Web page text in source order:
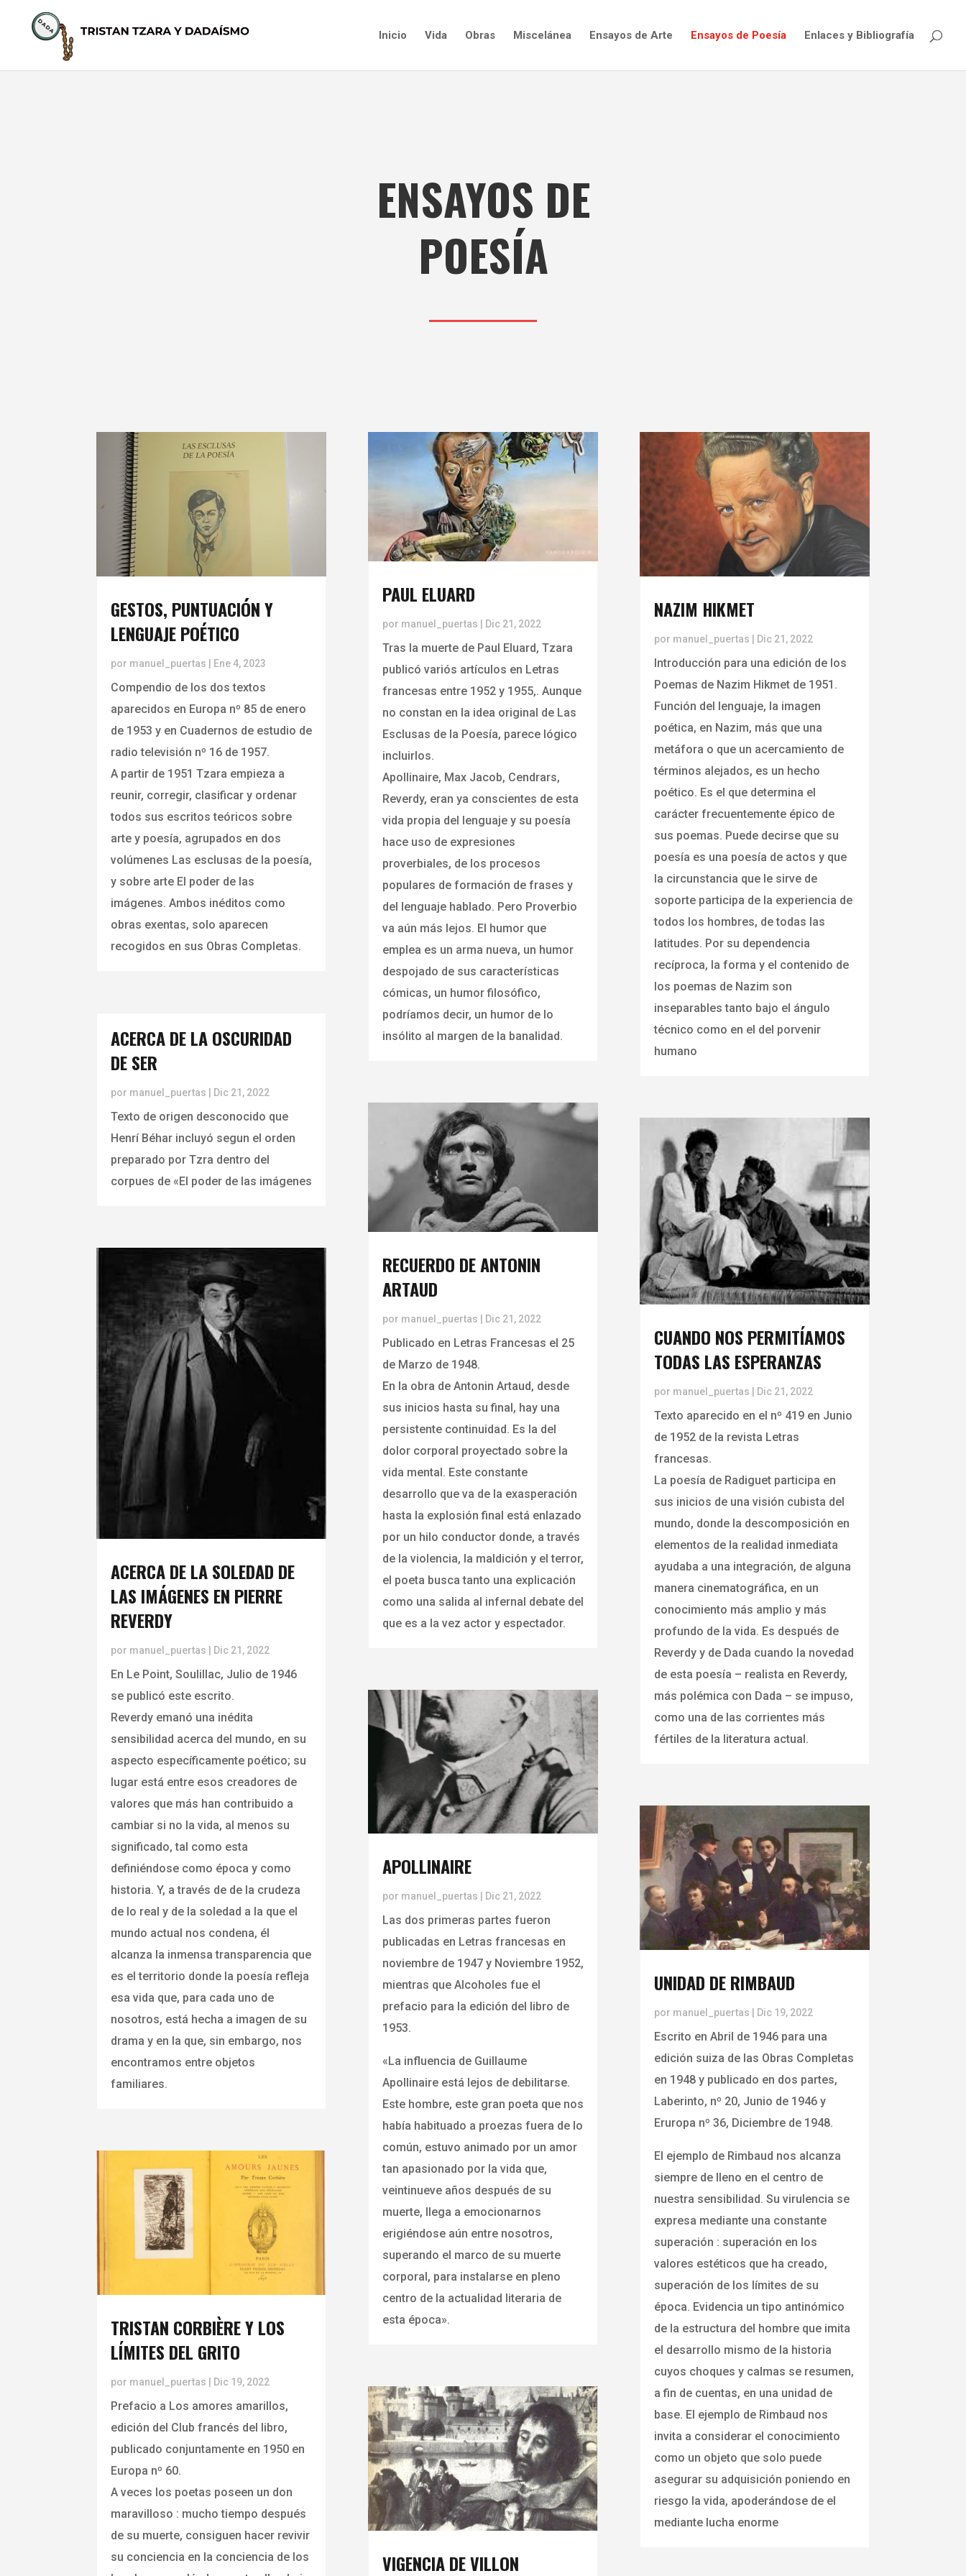
Inicio Vida Obras Miscelánea Ensayos de Arte Ensayos de Poesía Enlaces y Bibliografía
ENSAYOS DE
POESÍA
GESTOS, PUNTUACIÓN Y
LENGUAJE POÉTICO
por manuel_puertas | Ene 4, 2023
Compendio de los dos textos
aparecidos en Europa nº 85 de enero
de 1953 y en Cuadernos de estudio de
radio televisión nº 16 de 1957.
A partir de 1951 Tzara empieza a
reunir, corregir, clasificar y ordenar
todos sus escritos teóricos sobre
arte y poesía, agrupados en dos
volúmenes Las esclusas de la poesía,
y sobre arte El poder de las
imágenes. Ambos inéditos como
obras exentas, solo aparecen
recogidos en sus Obras Completas.
ACERCA DE LA OSCURIDAD
DE SER
por manuel_puertas Dic 21, 2022
Texto de origen desconocido que
Henrí Béhar incluyó segun el orden
preparado por Tzra dentro del
corpues de «El poder de las imágenes
ACERCA DE LA SOLEDAD DE
LAS IMÁGENES EN PIERRE
REVERDY
por manuel_puertas Dic 21, 2022
En Le Point, Soulillac, Julio de 1946
se publicó este escrito.
Reverdy emanó una inédita
sensibilidad acerca del mundo, en su
aspecto específicamente poético; su
lugar está entre esos creadores de
valores que más han contribuido a
cambiar si no la vida, al menos su
significado, tal como esta
definiéndose como época y como
historia. Y, a través de de la crudeza
de lo real y de la soledad a la que el
mundo actual nos condena, él
alcanza la inmensa transparencia que
es el territorio donde la poesía refleja
esa vida que, para cada uno de
nosotros, está hecha a imagen de su
drama y en la que, sin embargo, nos
encontramos entre objetos
familiares.
TRISTAN CORBIÈRE Y LOS
LÍMITES DEL GRITO
por manuel_puertas Dic 19, 2022
Prefacio a Los amores amarillos,
edición del Club francés del libro,
publicado conjuntamente en 1950 en
Europa nº 60.
A veces los poetas poseen un don
maravilloso : mucho tiempo después
de su muerte, consiguen hacer revivir
su conciencia en la conciencia de los
PAUL ELUARD
por manuel_puertas Dic 21, 2022
Tras la muerte de Paul Eluard, Tzara
publicó variós artículos en Letras
francesas entre 1952 y 1955,. Aunque
no constan en la idea original de Las
Esclusas de la Poesía, parece lógico
incluirlos.
Apollinaire, Max Jacob, Cendrars,
Reverdy, eran ya conscientes de esta
vida propia del lenguaje y su poesía
hace uso de expresiones
proverbiales, de los procesos
populares de formación de frases y
del lenguaje hablado. Pero Proverbio
va aún más lejos. El humor que
emplea es un arma nueva, un humor
despojado de sus características
cómicas, un humor filosófico,
podríamos decir, un humor de lo
insólito al margen de la banalidad.
RECUERDO DE ANTONIN
ARTAUD
por manuel_puertas | Dic 21, 2022
Publicado en Letras Francesas el 25
de Marzo de 1948.
En la obra de Antonin Artaud, desde
sus inicios hasta su final, hay una
persistente continuidad. Es la del
dolor corporal proyectado sobre la
vida mental. Este constante
desarrollo que va de la exasperación
hasta la explosión final está enlazado
por un hilo conductor donde, a través
de la violencia, la maldición y el terror,
el poeta busca tanto una explicación
como una salida al infernal debate del
que es a la vez actor y espectador.
APOLLINAIRE
por manuel_puertas Dic 21, 2022
Las dos primeras partes fueron
publicadas en Letras francesas en
noviembre de 1947 y Noviembre 1952,
mientras que Alcoholes fue el
prefacio para la edición del libro de
1953.
«La influencia de Guillaume
Apollinaire está lejos de debilitarse.
Este hombre, este gran poeta que nos
había habituado a proezas fuera de lo
común, estuvo animado por un amor
tan apasionado por la vida que,
veintinueve años después de su
muerte, llega a emocionarnos
erigiéndose aún entre nosotros,
superando el marco de su muerte
corporal, para instalarse en pleno
centro de la actualidad literaria de
esta época».
VIGENCIA DE VILLON
NAZIM HIKMET
por manuel_puertas | Dic 21, 2022
Introducción para una edición de los
Poemas de Nazim Hikmet de 1951.
Función del lenguaje, la imagen
poética, en Nazim, más que una
metáfora o que un acercamiento de
términos alejados, es un hecho
poético. Es el que determina el
carácter frecuentemente épico de
sus poemas. Puede decirse que su
poesía es una poesía de actos y que
la circunstancia que le sirve de
soporte participa de la experiencia de
todos los hombres, de todas las
latitudes. Por su dependencia
recíproca, la forma y el contenido de
los poemas de Nazim son
inseparables tanto bajo el ángulo
técnico como en el del porvenir
humano
CUANDO NOS PERMITÍAMOS
TODAS LAS ESPERANZAS
por manuel_puertas Dic 21, 2022
Texto aparecido en el nº 419 en Junio
de 1952 de la revista Letras
francesas.
La poesía de Radiguet participa en
sus inicios de una visión cubista del
mundo, donde la descomposición en
elementos de la realidad inmediata
ayudaba a una integración, de alguna
manera cinematográfica, en un
conocimiento más amplio y más
profundo de la vida. Es después de
Reverdy y de Dada cuando la novedad
de esta poesía – realista en Reverdy,
más polémica con Dada – se impuso,
como una de las corrientes más
fértiles de la literatura actual.
UNIDAD DE RIMBAUD
por manuel_puertas Dic 19, 2022
Escrito en Abril de 1946 para una
edición suiza de las Obras Completas
en 1948 y publicado en dos partes,
Laberinto, nº 20, Junio de 1946 y
Eruropa nº 36, Diciembre de 1948.
El ejemplo de Rimbaud nos alcanza
siempre de lleno en el centro de
nuestra sensibilidad. Su virulencia se
expresa mediante una constante
superación : superación en los
valores estéticos que ha creado,
superación de los límites de su
época. Evidencia un tipo antinómico
de la estructura del hombre que imita
el desarrollo mismo de la historia
cuyos choques y calmas se resumen,
a fin de cuentas, en una unidad de
base. El ejemplo de Rimbaud nos
invita a considerar el conocimiento
como un objeto que solo puede
asegurar su adquisición poniendo en
riesgo la vida, apoderándose de el
mediante lucha enorme